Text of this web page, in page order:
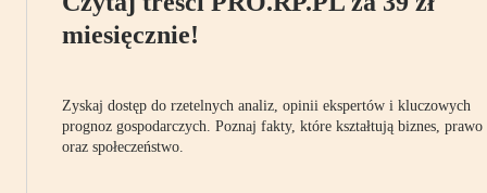
miesięcznie!
Zyskaj dostęp do rzetelnych analiz, opinii ekspertów i kluczowych
prognoz gospodarczych. Poznaj fakty, które kształtują biznes, prawo
oraz społeczeństwo.